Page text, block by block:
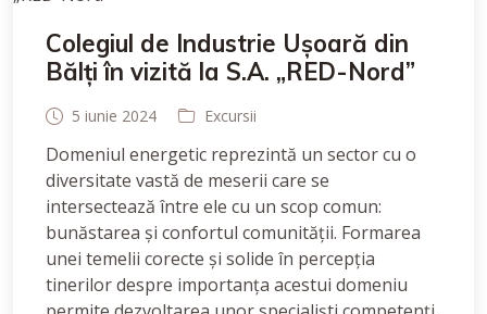
Colegiul de Industrie Ușoară din
Bălți în vizită la S.A. „RED-Nord”
5 iunie 2024 Excursii
Domeniul energetic reprezintă un sector cu o
diversitate vastă de meserii care se
intersectează între ele cu un scop comun:
bunăstarea și confortul comunității. Formarea
unei temelii corecte și solide în percepția
tinerilor despre importanța acestui domeniu